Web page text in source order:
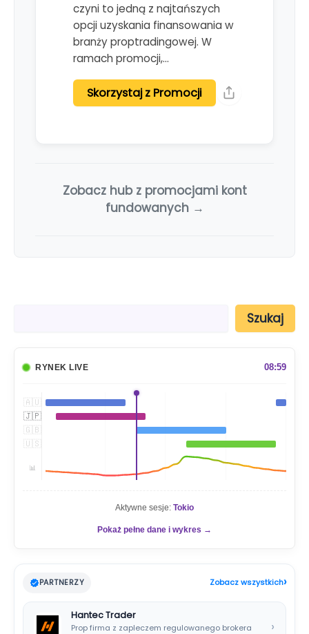
czyni to jedną z najtańszych
opcji uzyskania finansowania w
branży proptradingowej. W
ramach promocji,…
Skorzystaj z Promocji
Zobacz hub z promocjami kont
fundowanych →
Szukaj
RYNEK LIVE 08:59
🇦🇺
🇯🇵
🇬🇧
🇺🇸
📊
Aktywne sesje: Tokio
Pokaż pełne dane i wykres →
PARTNERZY Zobacz wszystkich›
Hantec Trader
Prop firma z zapleczem regulowanego brokera
›